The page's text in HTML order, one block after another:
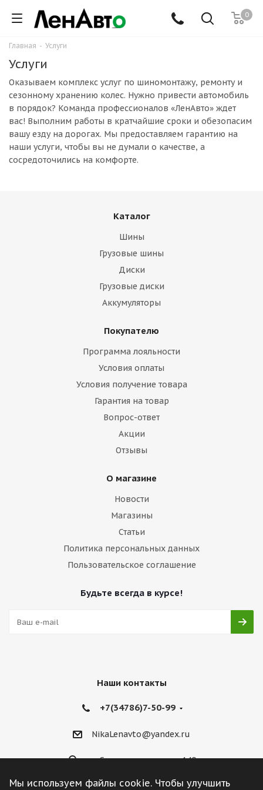
0
Главная - Услуги
Услуги
Оказываем комплекс услуг по шиномонтажу, ремонту и
сезонному хранению колес. Нужно привести автомобиль
в порядок? Команда профессионалов «ЛенАвто» ждет
вас! Выполним работы в кратчайшие сроки и обезопасим
вашу езду на дорогах. Мы предоставляем гарантию на
наши услуги, чтобы вы не думали о качестве, а
сосредоточились на комфорте.
Каталог
Шины
Грузовые шины
Диски
Грузовые диски
Аккумуляторы
Покупателю
Программа лояльности
Условия оплаты
Условия получение товара
Гарантия на товар
Вопрос-ответ
Акции
Отзывы
О магазине
Новости
Магазины
Статьи
Политика персональных данных
Пользовательское соглашение
Будьте всегда в курсе!
Наши контакты
+7(34786)7-50-99
NikaLenavto@yandex.ru
ул. Советская улица, д. 140
Мы используем файлы cookie. Чтобы улучшить